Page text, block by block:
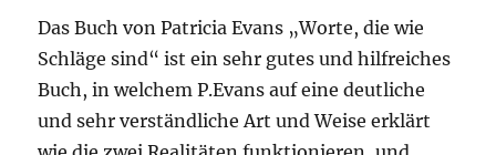
Das Buch von Patricia Evans „Worte, die wie
Schläge sind“ ist ein sehr gutes und hilfreiches
Buch, in welchem P.Evans auf eine deutliche
und sehr verständliche Art und Weise erklärt